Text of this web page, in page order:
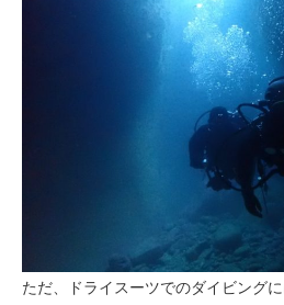
ただ、ドライスーツでのダイビング